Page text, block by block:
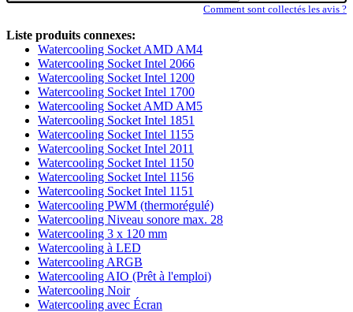
Comment sont collectés les avis ?
Liste produits connexes:
Watercooling Socket AMD AM4
Watercooling Socket Intel 2066
Watercooling Socket Intel 1200
Watercooling Socket Intel 1700
Watercooling Socket AMD AM5
Watercooling Socket Intel 1851
Watercooling Socket Intel 1155
Watercooling Socket Intel 2011
Watercooling Socket Intel 1150
Watercooling Socket Intel 1156
Watercooling Socket Intel 1151
Watercooling PWM (thermorégulé)
Watercooling Niveau sonore max. 28
Watercooling 3 x 120 mm
Watercooling à LED
Watercooling ARGB
Watercooling AIO (Prêt à l'emploi)
Watercooling Noir
Watercooling avec Écran